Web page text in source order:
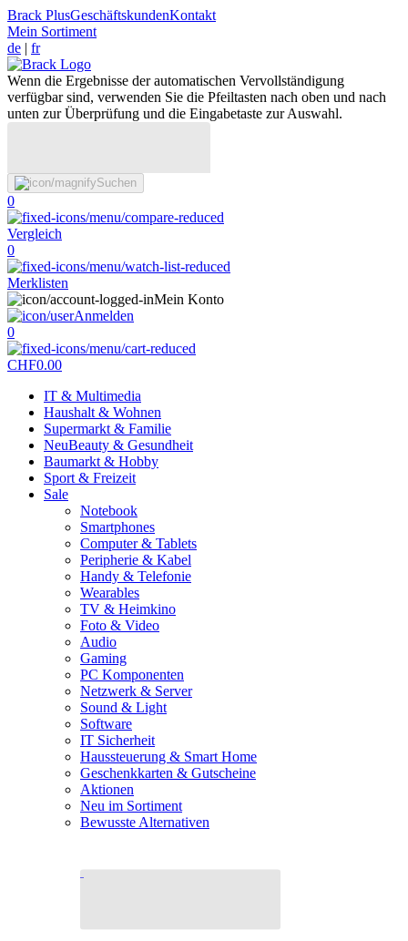
Brack PlusGeschäftskundenKontakt
Mein Sortiment
de | fr
Wenn die Ergebnisse der automatischen Vervollständigung
verfügbar sind, verwenden Sie die Pfeiltasten nach oben und nach
unten zur Überprüfung und die Eingabetaste zur Auswahl.
Suchen
0
Vergleich
0
Merklisten
Mein Konto
Anmelden
0
CHF0.00
IT & Multimedia
Haushalt & Wohnen
Supermarkt & Familie
NeuBeauty & Gesundheit
Baumarkt & Hobby
Sport & Freizeit
Sale
Notebook
Smartphones
Computer & Tablets
Peripherie & Kabel
Handy & Telefonie
Wearables
TV & Heimkino
Foto & Video
Audio
Gaming
PC Komponenten
Netzwerk & Server
Sound & Light
Software
IT Sicherheit
Haussteuerung & Smart Home
Geschenkkarten & Gutscheine
Aktionen
Neu im Sortiment
Bewusste Alternativen